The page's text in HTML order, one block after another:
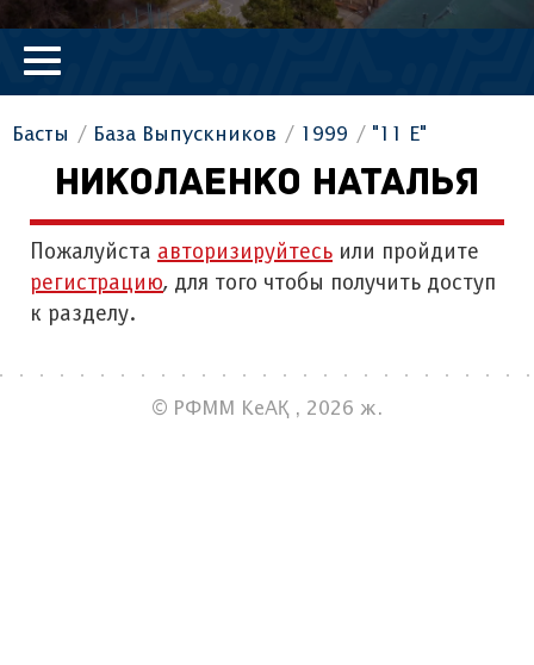
Басты База Выпускников 1999 "11 Е"
НИКОЛАЕНКО НАТАЛЬЯ
Пожалуйста авторизируйтесь или пройдите
регистрацию, для того чтобы получить доступ
к разделу.
© РФММ КеАҚ , 2026 ж.